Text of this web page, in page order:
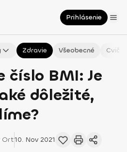
Prihlásenie
Zdravie Všeobecné
číslo BMI: Je
dôležité,
Ort10. Nov 2021